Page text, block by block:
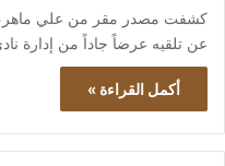
كشفت مصدر مقر من علي ماهر،
عن تلقيه عرضاً جاداً من إدارة
أكمل القراءة »